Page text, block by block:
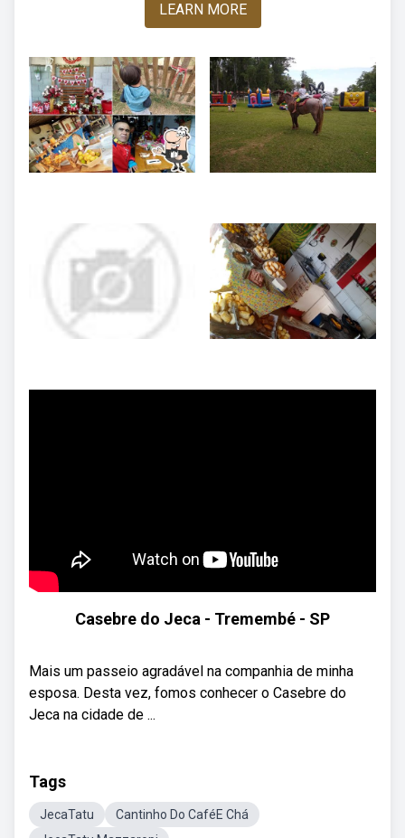
LEARN MORE
Casebre do Jeca - Tremembé - SP
Mais um passeio agradável na companhia de minha
esposa. Desta vez, fomos conhecer o Casebre do
Jeca na cidade de ...
Tags
JecaTatu
Cantinho Do CaféE Chá